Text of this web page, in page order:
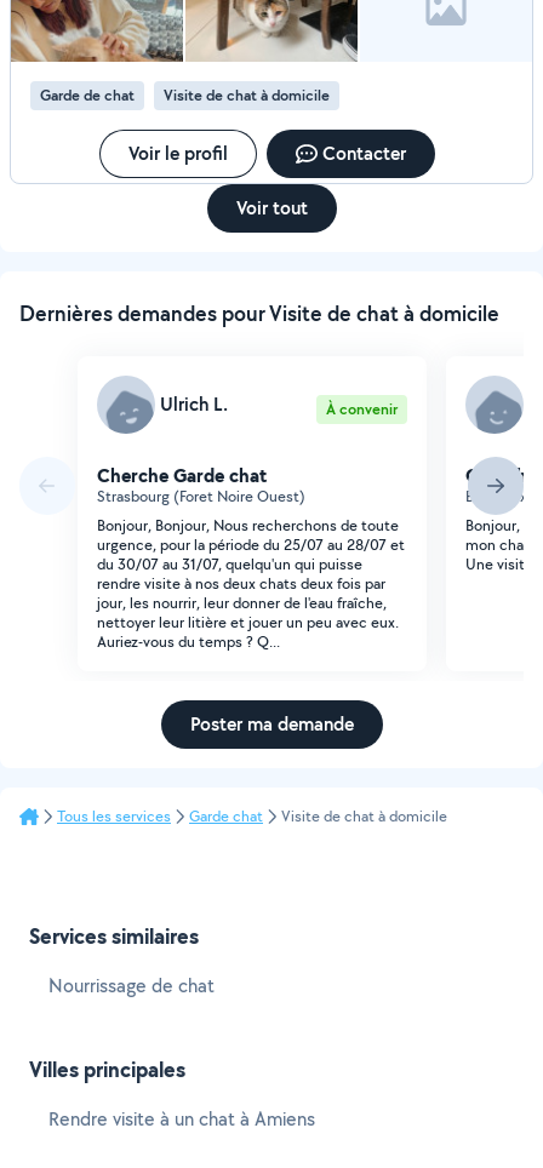
Garde de chat Visite de chat à domicile
Voir le profil Contacter
Voir tout
Dernières demandes pour Visite de chat à domicile
Ulrich L. À convenir
Cherche Garde chat
Strasbourg (Foret Noire Ouest)
Bonjour, Bonjour, Nous recherchons de toute
urgence, pour la période du 25/07 au 28/07 et
du 30/07 au 31/07, quelqu'un qui puisse
rendre visite à nos deux chats deux fois par
jour, les nourrir, leur donner de l'eau fraîche,
nettoyer leur litière et jouer un peu avec eux.
Auriez-vous du temps ? Q...
Cherche
Bordeaux
Bonjour,
mon chat
Une visite
Poster ma demande
Tous les services Garde chat Visite de chat à domicile
Services similaires
Nourrissage de chat
Villes principales
Rendre visite à un chat à Amiens